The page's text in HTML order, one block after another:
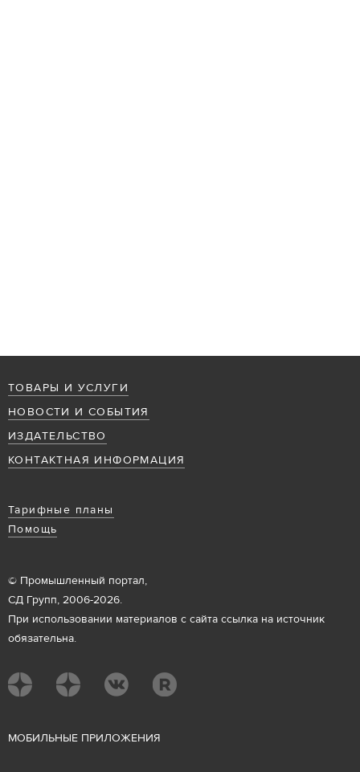
ТОВАРЫ И УСЛУГИ
НОВОСТИ И СОБЫТИЯ
ИЗДАТЕЛЬСТВО
КОНТАКТНАЯ ИНФОРМАЦИЯ
Тарифные планы
Помощь
© Промышленный портал,
СД Групп, 2006-2026.
При использовании материалов с сайта ссылка на источник
обязательна.
МОБИЛЬНЫЕ ПРИЛОЖЕНИЯ